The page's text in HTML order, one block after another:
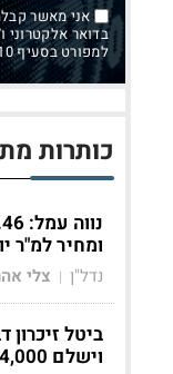
אני מאשר קבלת
בדואר
למפורט בסעיף 10 בתנאי השימוש
כותרות
ומחיר למ"ר
נדל"ן | צלי
ביטל
וישלם 4,000 שקל